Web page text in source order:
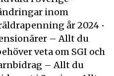
inom
år 2024 •
– Allt du
veta om SGI och
– Allt du